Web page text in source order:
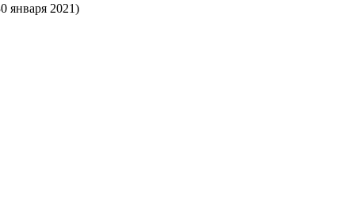
января 2021)